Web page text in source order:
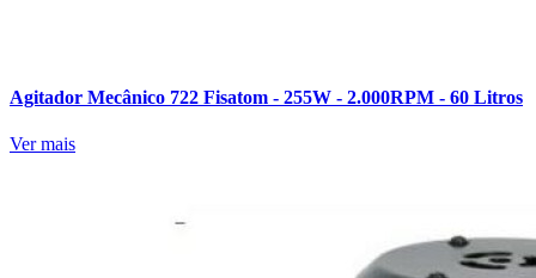
Agitador Mecânico 722 Fisatom - 255W - 2.000RPM - 60 Litros
Ver mais